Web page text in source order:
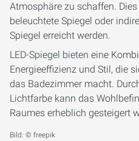
Atmosphäre zu schaffen.
beleuchtete Spiegel oder
Spiegel erreicht werden.
LED-Spiegel bieten eine
Energieeffizienz und Stil, die
das Badezimmer macht.
Lichtfarbe kann das
Raumes erheblich gesteigert
Bild: © freepik